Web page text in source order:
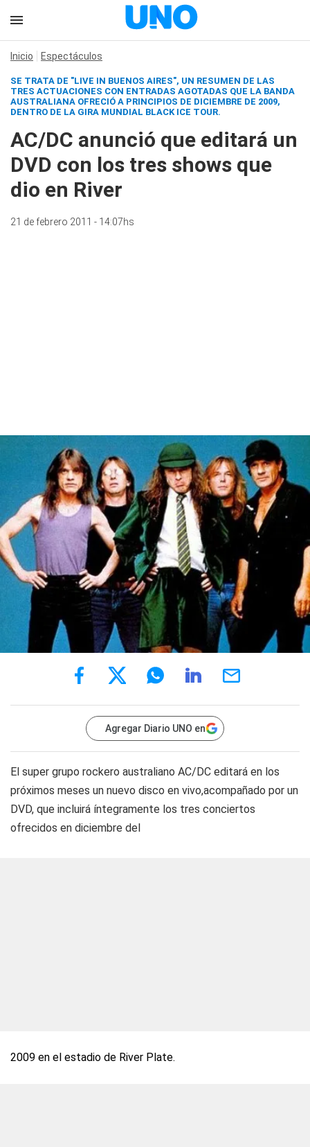
Inicio Espectáculos
SE TRATA DE "LIVE IN BUENOS AIRES", UN RESUMEN DE LAS
TRES ACTUACIONES CON ENTRADAS AGOTADAS QUE LA BANDA
AUSTRALIANA OFRECIÓ A PRINCIPIOS DE DICIEMBRE DE 2009,
DENTRO DE LA GIRA MUNDIAL BLACK ICE TOUR.
AC/DC anunció que editará un
DVD con los tres shows que
dio en River
21 de febrero 2011 - 14:07hs
Agregar Diario UNO en
El super grupo rockero australiano AC/DC editará en los
próximos meses un nuevo disco en vivo,acompañado por un
DVD, que incluirá íntegramente los tres conciertos
ofrecidos en diciembre del
2009 en el estadio de River Plate.